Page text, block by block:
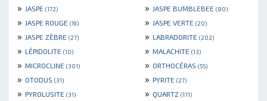
» JASPE (172) » JASPE BUMBLEBEE (80)
» JASPE ROUGE (19) » JASPE VERTE (20)
» JASPE ZÈBRE (27) » LABRADORITE (202)
» LÉPIDOLITE (10) » MALACHITE (13)
» MICROCLINE (301) » ORTHOCÉRAS (55)
» OTODUS (31) » PYRITE (27)
» PYROLUSITE (31) » QUARTZ (171)